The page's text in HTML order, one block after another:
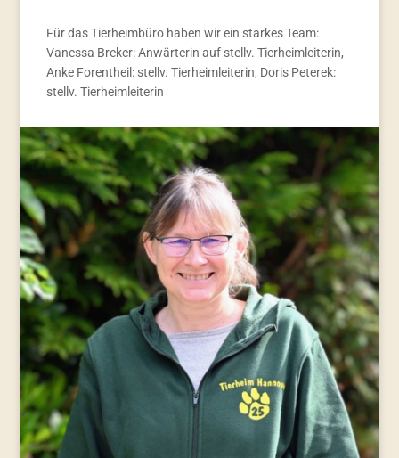
Für das Tierheimbüro haben wir ein starkes Team:
Vanessa Breker: Anwärterin auf stellv. Tierheimleiterin,
Anke Forentheil: stellv. Tierheimleiterin, Doris Peterek:
stellv. Tierheimleiterin